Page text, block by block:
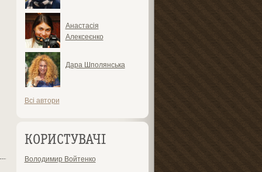
Анастасія
Алексеєнко
Дара Шполянська
Всі автори
КОРИСТУВАЧІ
Володимир Войтенко